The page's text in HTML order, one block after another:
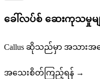
ခေါ်လပ်စ် ဆေးကုသမှုမျ
Callus ဆိုသည်မှာ အသားအ
အသေးစိတ်ကြည့်ရန် →